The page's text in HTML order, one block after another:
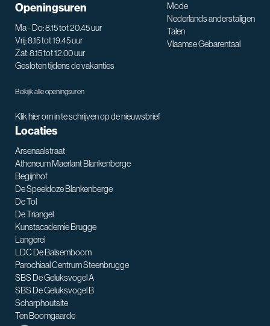
Openingsuren
Ma - Do: 8.15 tot 20.45 uur
Vrij: 8.15 tot 19.45 uur
Zat: 8.15 tot 12.00 uur
Gesloten tijdens de vakanties
Bekijk alle openingsuren
Klik hier om in te schrijven op de nieuwsbrief
Mode
Nederlands anderstaligen
Talen
Vlaamse Gebarentaal
Locaties
Arsenaalstraat
Atheneum Maerlant Blankenberge
Begijnhof
De Speeldoze Blankenberge
De Tol
De Triangel
Kunstacademie Brugge
Langerei
LDC De Balsemboom
Parochiaal Centrum Steenbrugge
SBS De Geluksvogel A
SBS De Geluksvogel B
Scharphoutsite
Ten Boomgaarde
SNT assistent
Waarmee kan ik je helpen?